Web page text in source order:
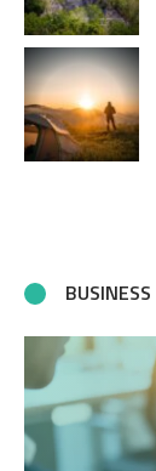
BUSINESS